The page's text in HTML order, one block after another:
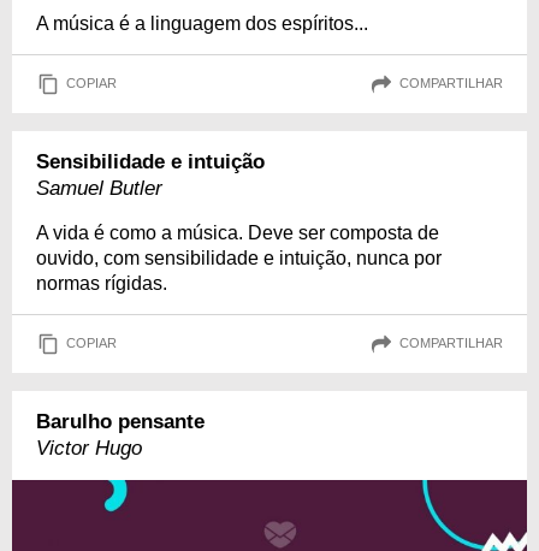
A música é a linguagem dos espíritos...
COPIAR COMPARTILHAR
Sensibilidade e intuição
Samuel Butler
A vida é como a música. Deve ser composta de
ouvido, com sensibilidade e intuição, nunca por
normas rígidas.
COPIAR COMPARTILHAR
Barulho pensante
Victor Hugo